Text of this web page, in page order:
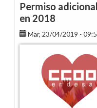
Permiso
en 2018
Mar, 23/04/2019 -